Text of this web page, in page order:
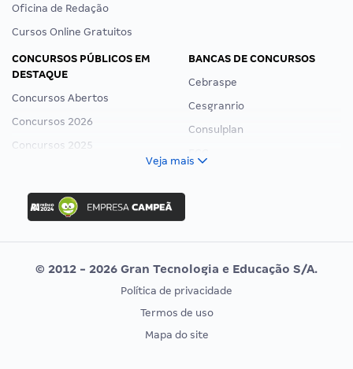
Oficina de Redação
Cursos Online Gratuitos
CONCURSOS PÚBLICOS EM
DESTAQUE
Concursos Abertos
Concursos 2026
Concursos 2025
Concurso Ibama
Concurso MPU
Editais publicados
BANCAS DE CONCURSOS
Cebraspe
Cesgranrio
Consulplan
Vunesp
CONCURSOS POR PROFISSÃO
EXAME DE ORDEM
Veja mais
© 2012 - 2026 Gran Tecnologia e Educação S/A.
Política de privacidade
Termos de uso
Mapa do site